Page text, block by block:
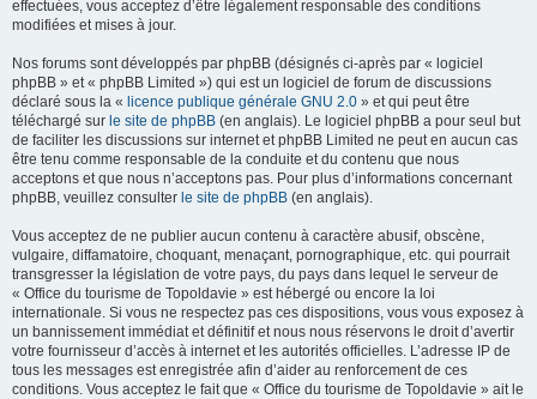
effectuées, vous acceptez d’être légalement responsable des conditions
modifiées et mises à jour.
Nos forums sont développés par phpBB (désignés ci-après par « logiciel
phpBB » et « phpBB Limited ») qui est un logiciel de forum de discussions
déclaré sous la « licence publique générale GNU 2.0 » et qui peut être
téléchargé sur le site de phpBB (en anglais). Le logiciel phpBB a pour seul but
de faciliter les discussions sur internet et phpBB Limited ne peut en aucun cas
être tenu comme responsable de la conduite et du contenu que nous
acceptons et que nous n’acceptons pas. Pour plus d’informations concernant
phpBB, veuillez consulter le site de phpBB (en anglais).
Vous acceptez de ne publier aucun contenu à caractère abusif, obscène,
vulgaire, diffamatoire, choquant, menaçant, pornographique, etc. qui pourrait
transgresser la législation de votre pays, du pays dans lequel le serveur de
« Office du tourisme de Topoldavie » est hébergé ou encore la loi
internationale. Si vous ne respectez pas ces dispositions, vous vous exposez à
un bannissement immédiat et définitif et nous nous réservons le droit d’avertir
votre fournisseur d’accès à internet et les autorités officielles. L’adresse IP de
tous les messages est enregistrée afin d’aider au renforcement de ces
conditions. Vous acceptez le fait que « Office du tourisme de Topoldavie » ait le